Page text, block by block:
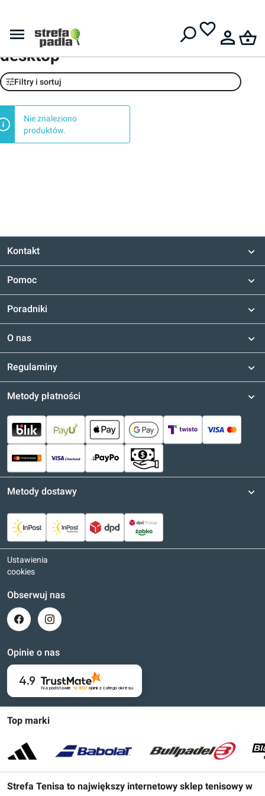
mega menu banner obuwie
desktop
Filtry i sortuj
Nie znaleziono
produktów.
Kontakt
Pomoc
Poradniki
O nas
Regulaminy
Top marki
Strefa Tenisa to największy internetowy sklep tenisowy w
Metody płatności
Metody dostawy
Ustawienia
cookies
Obserwuj nas
Opinie o nas
4.9
Na podstawie 16 803 opinii z całego okresu